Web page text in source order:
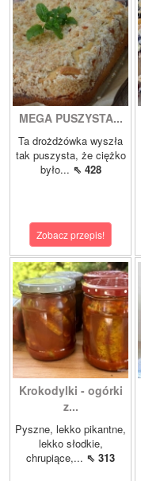
MEGA PUSZYSTA...
Ta drożdżówka wyszła
tak puszysta, że ciężko
było... ⇖ 428
Zobacz przepis!
Krokodylki - ogórki
z...
Pyszne, lekko pikantne,
lekko słodkie,
chrupiące,... ⇖ 313